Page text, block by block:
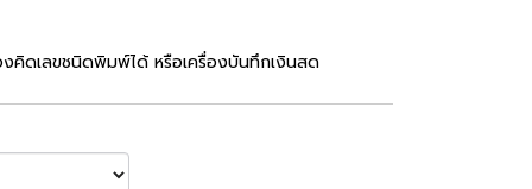
คิดเลขชนิดพิมพ์ได้ หรือเครื่องบันทึกเงินสด